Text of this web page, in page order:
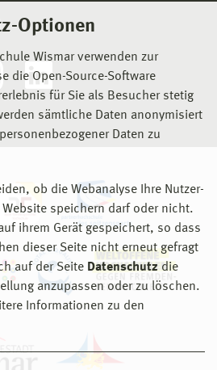
Optionen
Wismar verwenden zur
die Open-Source-Software
für Sie als Besucher stetig
sämtliche Daten anonymisiert
Daten zu
ob die Webanalyse Ihre Nutzer-
speichern darf oder nicht.
ihrem Gerät gespeichert, so dass
dieser Seite nicht erneut gefragt
auf der Seite Datenschutz die
anzupassen oder zu löschen.
Informationen zu den